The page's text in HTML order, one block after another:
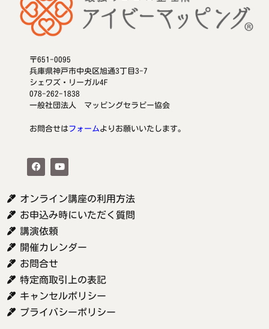
〒651-0095
兵庫県神戸市中央区旭通3丁目3-7
シェワズ・リーガル4F
078-262-1838
一般社団法人 マッピングセラピー協会
お問合せはフォーム よりお願いいたします。
オンライン講座の利用方法
お申込み時にいただく質問
講演依頼
開催カレンダー
お問合せ
特定商取引上の表記
キャンセルポリシー
プライバシーポリシー